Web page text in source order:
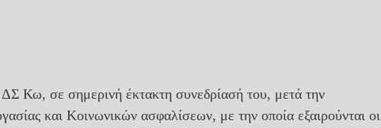
και Κοινωνικών ασφαλίσεων, με την οποία εξαιρούνται οι